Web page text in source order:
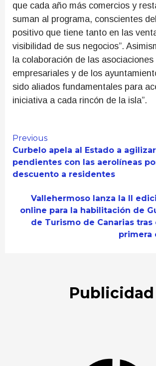
que cada año más comercios y
suman al programa, conscientes
positivo que tiene tanto en las
visibilidad de sus negocios”.
la colaboración de las asociaciones
empresariales y de los
sido aliados fundamentales para
iniciativa a cada rincón de la isla”.
Continue
Reading
Previous
Curbelo apela al Estado a
pendientes con las aerolíneas
descuento a residentes
Vallehermoso lanza la II
online para la habilitación de
de Turismo de Canarias
primera
Publicidad